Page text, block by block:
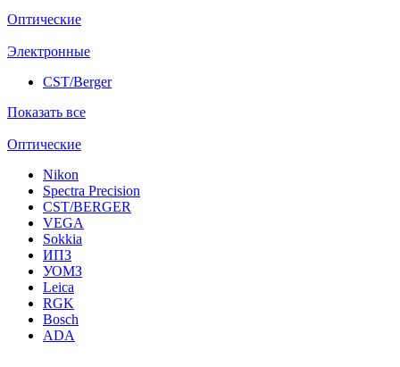
Оптические
Электронные
CST/Berger
Показать все
Оптические
Nikon
Spectra Precision
CST/BERGER
VEGA
Sokkia
ИПЗ
УОМЗ
Leica
RGK
Bosch
ADA